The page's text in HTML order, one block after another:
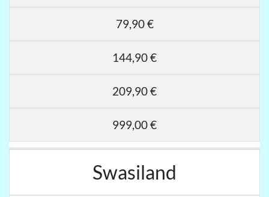
79,90 €
144,90 €
209,90 €
999,00 €
Swasiland